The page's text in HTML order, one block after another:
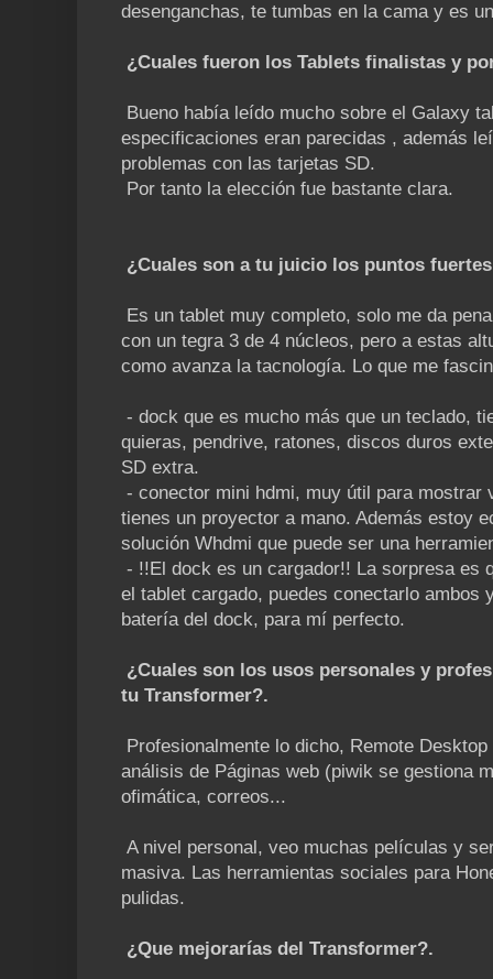
desenganchas, te tumbas en la cama y es
¿Cuales fueron los Tablets finalistas y
Bueno había leído mucho sobre el Galaxy
especificaciones eran parecidas , además
problemas con las tarjetas SD.
Por tanto la elección fue bastante clara.
¿Cuales son a tu juicio los puntos
Es un tablet muy completo, solo me da
con un tegra 3 de 4 núcleos, pero a estas
como avanza la tacnología. Lo que me
- dock que es mucho más que un teclado,
quieras, pendrive, ratones, discos duros
SD extra.
- conector mini hdmi, muy útil para mostrar
tienes un proyector a mano. Además estoy
solución Whdmi que puede ser una
- !!El dock es un cargador!! La sorpresa es
el tablet cargado, puedes conectarlo ambos
batería del dock, para mí perfecto.
¿Cuales son los usos personales y
tu Transformer?.
Profesionalmente lo dicho, Remote
análisis de Páginas web (piwik se gestiona
ofimática, correos...
A nivel personal, veo muchas películas y
masiva. Las herramientas sociales para
pulidas.
¿Que mejorarías del Transformer?.